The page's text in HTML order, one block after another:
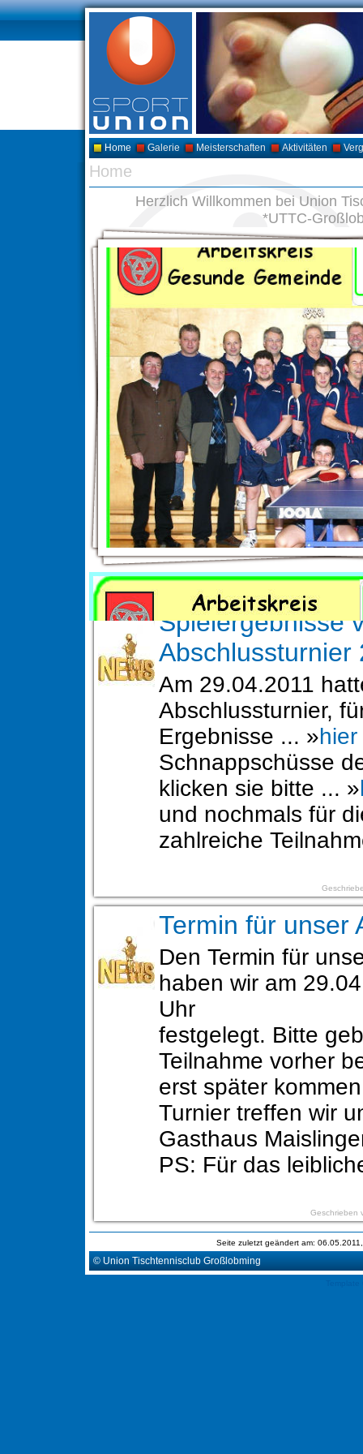
Home Galerie Meisterschaften Aktivitäten
Home
Herzlich Willkommen bei Union
*UTTC-
News
Spielergebnisse
Abschlussturnier
Am 29.04.2011
Abschlussturnier,
Ergebnisse ... »
Schnappschüsse
klicken sie bitte ... »
und nochmals für
zahlreiche
Termin für unser
Den Termin für
haben wir am
Uhr
festgelegt. Bitte
Teilnahme vorher
erst später
Turnier treffen wir
Gasthaus
PS: Für das
Geschrieben
Seite zuletzt geändert am:
© Union Tischtennisclub Großlobming